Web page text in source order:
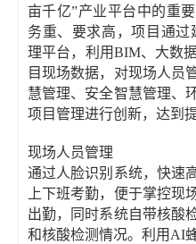
亩千亿”产业平台中的重
务重、要求高，项目通过
理平台，利用BIM、大数
目现场数据，对现场人员
慧管理、安全智慧管理、
项目管理进行创新，达到
现场人员管理
通过人脸识别系统，快速
上下班考勤，便于掌控现
出勤，同时系统自带核酸
和核酸检测情况。利用AI